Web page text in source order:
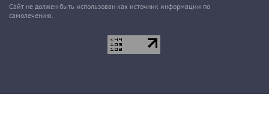
Сайт не должен быть использован как источник информации по
самолечению.